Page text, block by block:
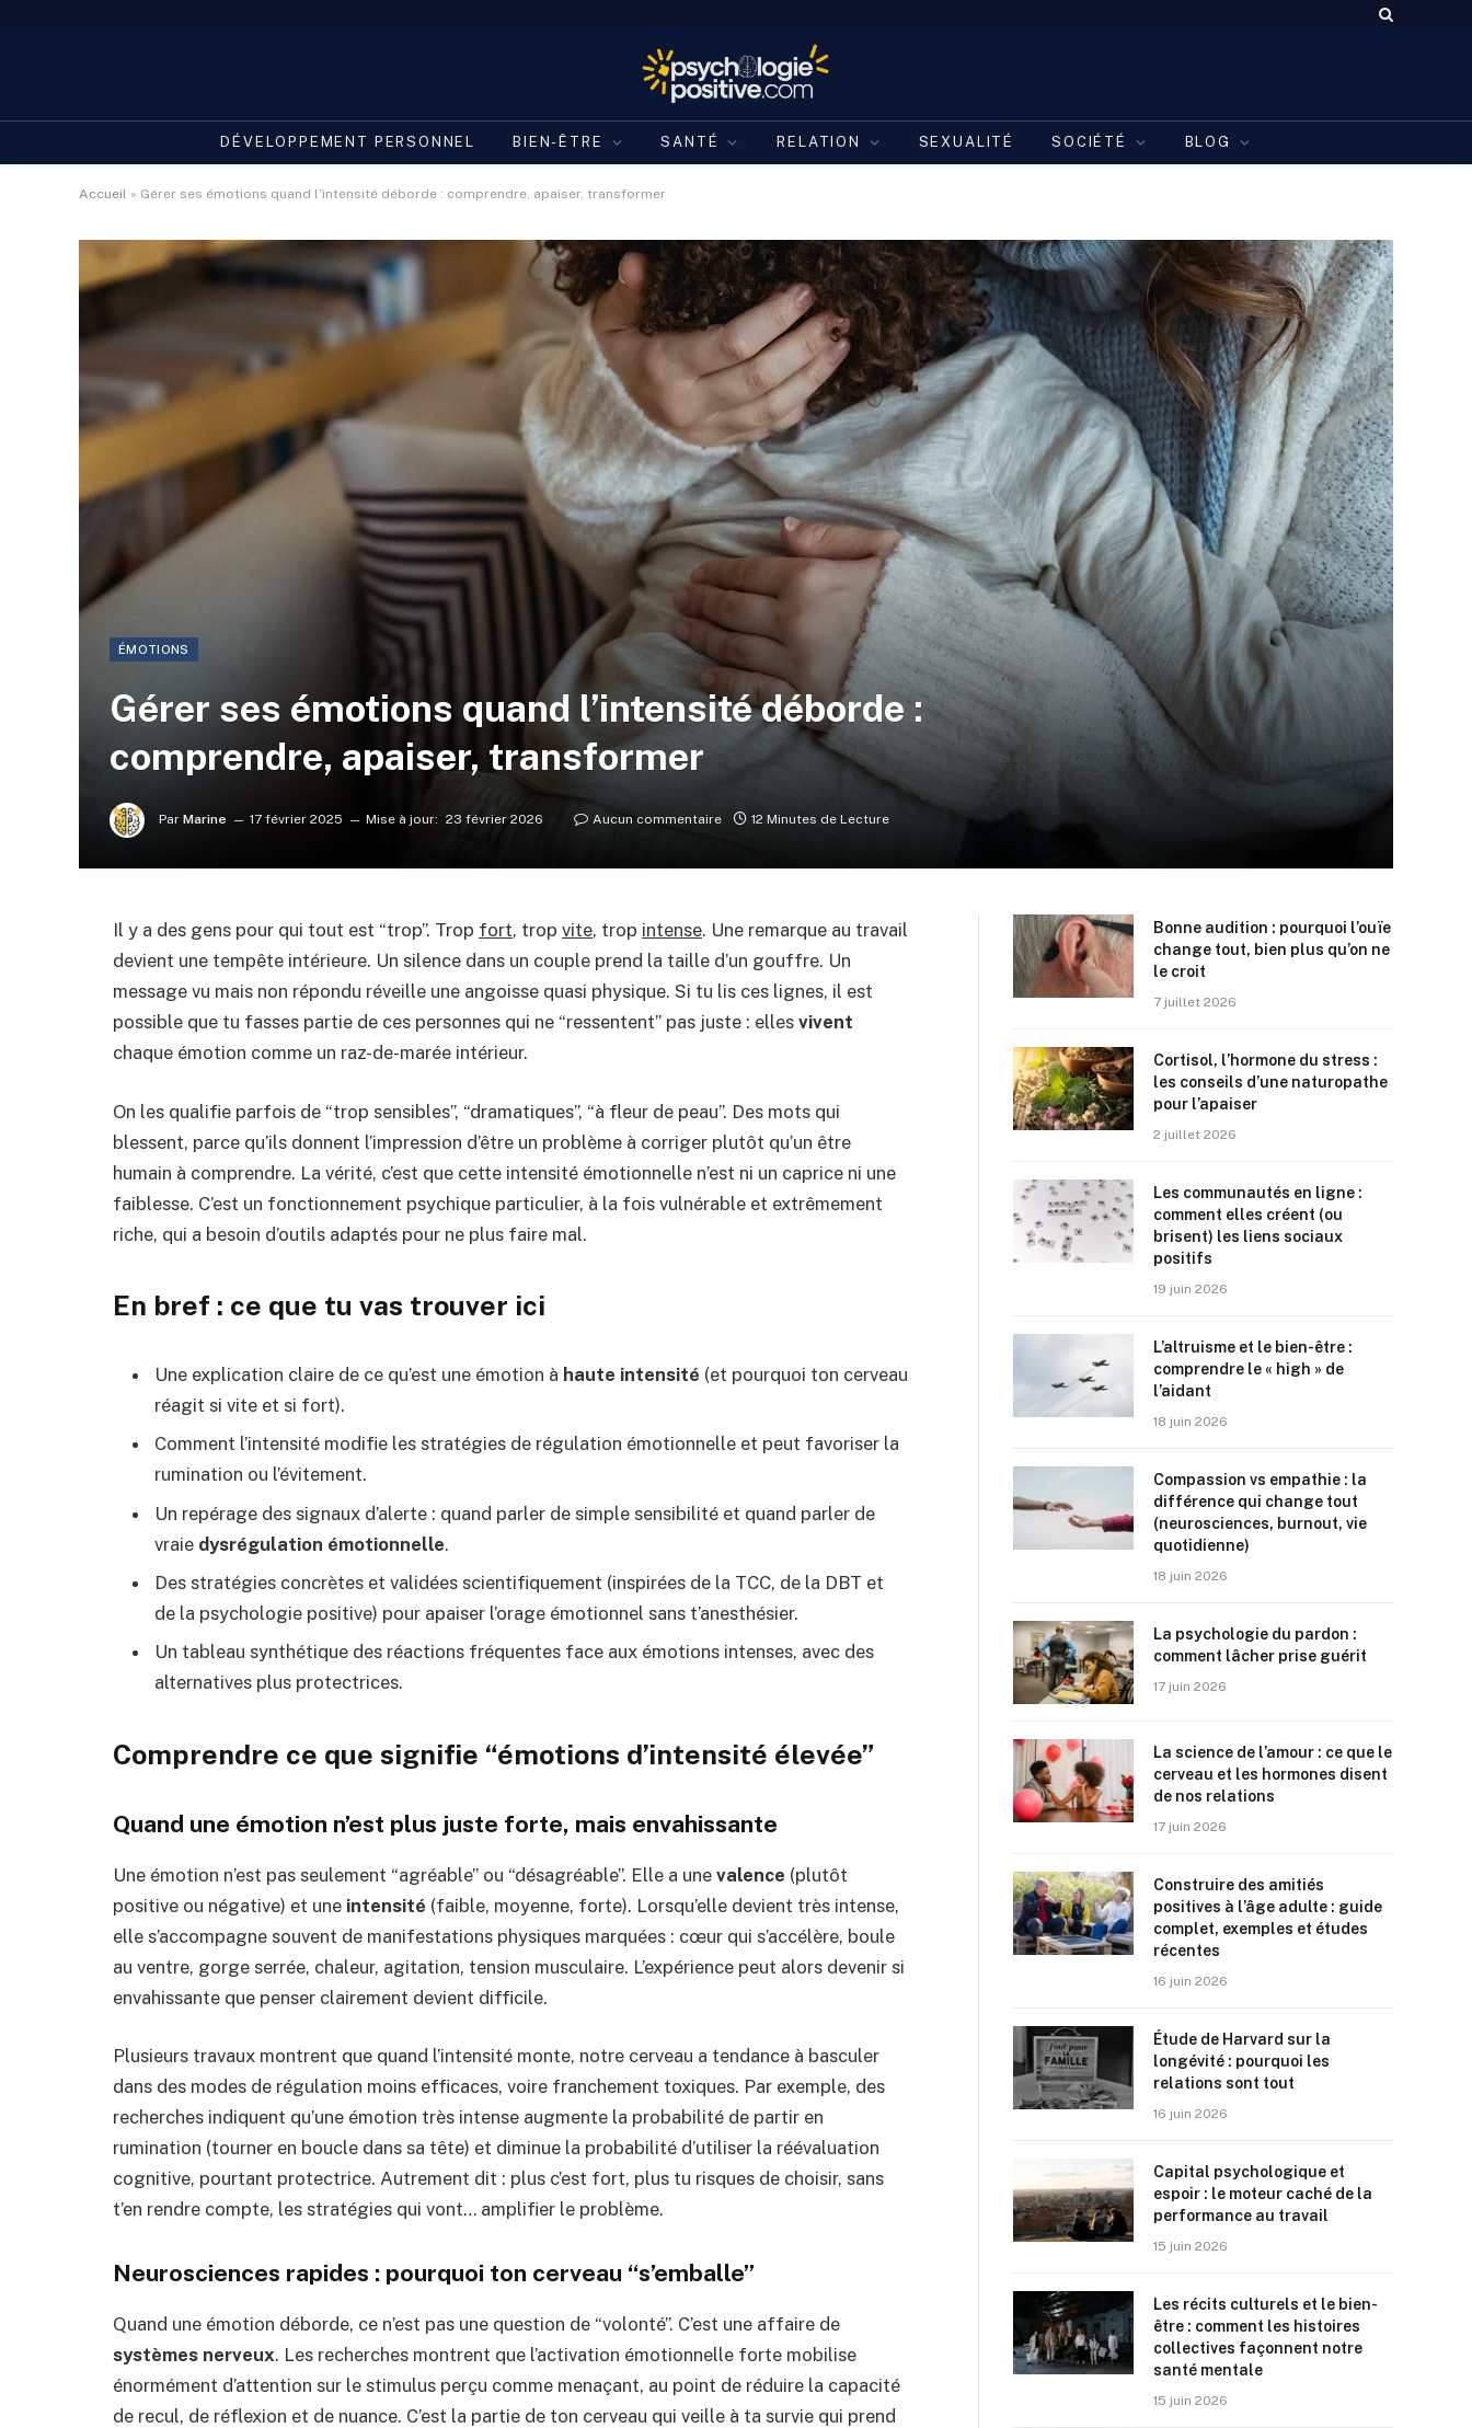
DÉVELOPPEMENT PERSONNEL BIEN-ÊTRE SANTÉ RELATION SEXUALITÉ SOCIÉTÉ BLOG
Accueil » Gérer ses émotions quand l’intensité déborde : comprendre, apaiser, transformer
ÉMOTIONS
Gérer ses émotions quand l’intensité déborde :
comprendre, apaiser, transformer
Par Marine 17 février 2025 Mise à jour: 23 février 2026 Aucun commentaire 12 Minutes de Lecture
Il y a des gens pour qui tout est “trop”. Trop fort, trop vite, trop intense. Une remarque au travail
devient une tempête intérieure. Un silence dans un couple prend la taille d’un gouffre. Un
message vu mais non répondu réveille une angoisse quasi physique. Si tu lis ces lignes, il est
possible que tu fasses partie de ces personnes qui ne “ressentent” pas juste : elles vivent
chaque émotion comme un raz-de-marée intérieur.
On les qualifie parfois de “trop sensibles”, “dramatiques”, “à fleur de peau”. Des mots qui
blessent, parce qu’ils donnent l’impression d’être un problème à corriger plutôt qu’un être
humain à comprendre. La vérité, c’est que cette intensité émotionnelle n’est ni un caprice ni une
faiblesse. C’est un fonctionnement psychique particulier, à la fois vulnérable et extrêmement
riche, qui a besoin d’outils adaptés pour ne plus faire mal.
En bref : ce que tu vas trouver ici
Une explication claire de ce qu’est une émotion à haute intensité (et pourquoi ton cerveau
réagit si vite et si fort).
Comment l’intensité modifie les stratégies de régulation émotionnelle et peut favoriser la
rumination ou l’évitement.
Un repérage des signaux d’alerte : quand parler de simple sensibilité et quand parler de
vraie dysrégulation émotionnelle.
Des stratégies concrètes et validées scientifiquement (inspirées de la TCC, de la DBT et
de la psychologie positive) pour apaiser l’orage émotionnel sans t’anesthésier.
Un tableau synthétique des réactions fréquentes face aux émotions intenses, avec des
alternatives plus protectrices.
Comprendre ce que signifie “émotions d’intensité élevée”
Quand une émotion n’est plus juste forte, mais envahissante
Une émotion n’est pas seulement “agréable” ou “désagréable”. Elle a une valence (plutôt
positive ou négative) et une intensité (faible, moyenne, forte). Lorsqu’elle devient très intense,
elle s’accompagne souvent de manifestations physiques marquées : cœur qui s’accélère, boule
au ventre, gorge serrée, chaleur, agitation, tension musculaire. L’expérience peut alors devenir si
envahissante que penser clairement devient difficile.
Plusieurs travaux montrent que quand l’intensité monte, notre cerveau a tendance à basculer
dans des modes de régulation moins efficaces, voire franchement toxiques. Par exemple, des
recherches indiquent qu’une émotion très intense augmente la probabilité de partir en
rumination (tourner en boucle dans sa tête) et diminue la probabilité d’utiliser la réévaluation
cognitive, pourtant protectrice. Autrement dit : plus c’est fort, plus tu risques de choisir, sans
t’en rendre compte, les stratégies qui vont… amplifier le problème.
Neurosciences rapides : pourquoi ton cerveau “s’emballe”
Quand une émotion déborde, ce n’est pas une question de “volonté”. C’est une affaire de
systèmes nerveux. Les recherches montrent que l’activation émotionnelle forte mobilise
énormément d’attention sur le stimulus perçu comme menaçant, au point de réduire la capacité
de recul, de réflexion et de nuance. C’est la partie de ton cerveau qui veille à ta survie qui prend
Bonne audition : pourquoi l’ouïe
change tout, bien plus qu’on ne
le croit
7 juillet 2026
Cortisol, l’hormone du stress :
les conseils d’une naturopathe
pour l’apaiser
2 juillet 2026
Les communautés en ligne :
comment elles créent (ou
brisent) les liens sociaux
positifs
19 juin 2026
L’altruisme et le bien-être :
comprendre le « high » de
l’aidant
18 juin 2026
Compassion vs empathie : la
différence qui change tout
(neurosciences, burnout, vie
quotidienne)
18 juin 2026
La psychologie du pardon :
comment lâcher prise guérit
17 juin 2026
La science de l’amour : ce que le
cerveau et les hormones disent
de nos relations
17 juin 2026
Construire des amitiés
positives à l’âge adulte : guide
complet, exemples et études
récentes
16 juin 2026
Étude de Harvard sur la
longévité : pourquoi les
relations sont tout
16 juin 2026
Capital psychologique et
espoir : le moteur caché de la
performance au travail
15 juin 2026
Les récits culturels et le bien-
être : comment les histoires
collectives façonnent notre
santé mentale
15 juin 2026